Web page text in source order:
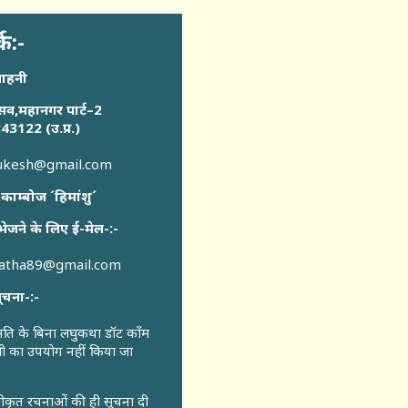
पार्ट–2
(उ.प्र.)
´हिमांशु´
के लिए ई-मेल-:-
:-
के बिना लघुकथा डॉट कॉंम
का उपयोग नहीं किया जा
रचनाओं की ही सूचना दी